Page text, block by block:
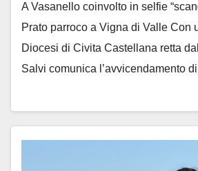
A Vasanello coinvolto in selfie
Prato parroco a Vigna di Valle Con
Diocesi di Civita Castellana retta
Salvi comunica l’avvicendamento